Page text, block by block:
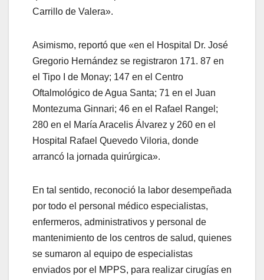
Carrillo de Valera».
Asimismo, reportó que «en el Hospital Dr. José
Gregorio Hernández se registraron 171. 87 en
el Tipo I de Monay; 147 en el Centro
Oftalmológico de Agua Santa; 71 en el Juan
Montezuma Ginnari; 46 en el Rafael Rangel;
280 en el María Aracelis Álvarez y 260 en el
Hospital Rafael Quevedo Viloria, donde
arrancó la jornada quirúrgica».
En tal sentido, reconoció la labor desempeñada
por todo el personal médico especialistas,
enfermeros, administrativos y personal de
mantenimiento de los centros de salud, quienes
se sumaron al equipo de especialistas
enviados por el MPPS, para realizar cirugías en